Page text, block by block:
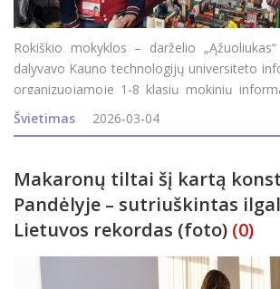
Rokiškio mokyklos – darželio
dalyvavo Kauno technologijų universiteto
organizuojamoje 1-8 klasių mokinių
(IT) konferencijoje - „Informiko žinių
Švietimas 2026-03-04
Makaronų tiltai šį kartą
Pandėlyje – sutriuškintas
Lietuvos rekordas (foto) (0)